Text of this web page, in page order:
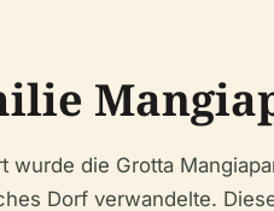
wurde die Grotta
Dorf verwandelte.